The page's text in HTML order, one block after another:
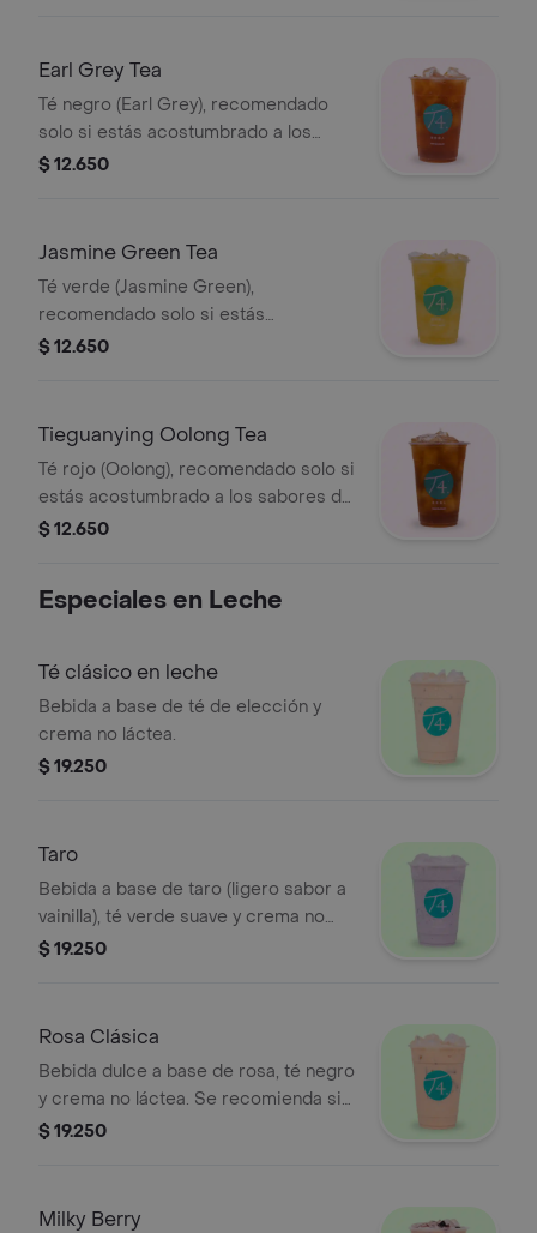
Earl Grey Tea
Té negro (Earl Grey), recomendado
solo si estás acostumbrado a los
sabores de té puros.
$ 12.650
Jasmine Green Tea
Té verde (Jasmine Green),
recomendado solo si estás
acostumbrado a los sabores de té
$ 12.650
Tieguanying Oolong Tea
Té rojo (Oolong), recomendado solo si
estás acostumbrado a los sabores de
té puros y terrosos.
$ 12.650
Especiales en Leche
Té clásico en leche
Bebida a base de té de elección y
crema no láctea.
$ 19.250
Taro
Bebida a base de taro (ligero sabor a
vainilla), té verde suave y crema no
láctea. Se recomienda con poca
$ 19.250
Rosa Clásica
Bebida dulce a base de rosa, té negro
y crema no láctea. Se recomienda sin
azúcar.
$ 19.250
Milky Berry